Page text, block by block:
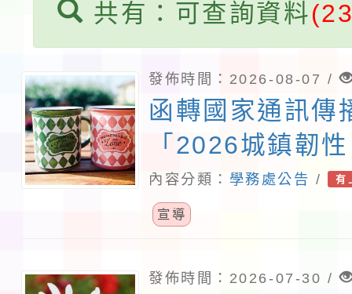
習海報及各區簡章
報
淨零綠領人才培育課程
共有：可查詢資料
發佈時間：2026-08-07 /
函轉國家通訊傳
「2026城鎮韌
演習－行動網路
行計畫」
內容分類： 學務處公告 / 有
宣導
發佈時間：2026-07-30 /